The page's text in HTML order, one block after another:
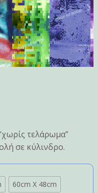
τελάρωμα”
σε κύλινδρο.
60cm X 48cm